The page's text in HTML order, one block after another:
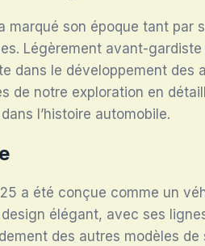
marqué son époque tant par
Légèrement avant-gardiste
dans le développement des
de notre exploration en
l’histoire automobile.
a été conçue comme un
élégant, avec ses
des autres modèles de